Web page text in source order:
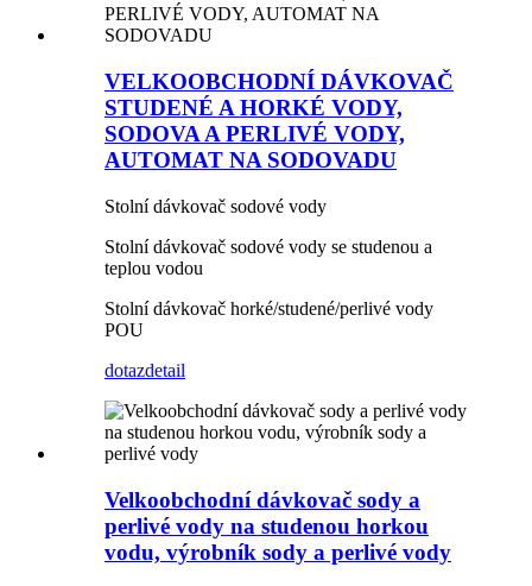
VELKOOBCHODNÍ DÁVKOVAČ
STUDENÉ A HORKÉ VODY,
SODOVA A PERLIVÉ VODY,
AUTOMAT NA SODOVADU
Stolní dávkovač sodové vody
Stolní dávkovač sodové vody se studenou a
teplou vodou
Stolní dávkovač horké/studené/perlivé vody
POU
dotazdetail
Velkoobchodní dávkovač sody a
perlivé vody na studenou horkou
vodu, výrobník sody a perlivé vody